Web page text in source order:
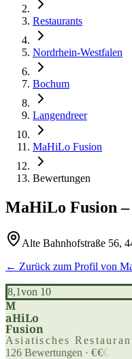
Restaurants
Nordrhein-Westfalen
Bochum
Langendreer
MaHiLo Fusion
Bewertungen
MaHiLo Fusion
Alte Bahnhofstraße 56,
← Zurück zum Profil von
8,1von 10
M
aHiLo
Fusion
Asiatisches
126 Bewertungen · €€€